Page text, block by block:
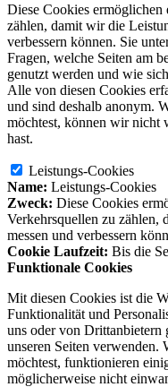
Diese Cookies ermöglichen
zählen, damit wir die
verbessern können. Sie
Fragen, welche Seiten am
genutzt werden und wie
Alle von diesen Cookies
und sind deshalb anonym.
möchtest, können wir nicht
hast.
Leistungs-Cookies
Name: Leistungs-Cookies
Zweck: Diese Cookies
Verkehrsquellen zu zählen,
messen und verbessern
Cookie Laufzeit: Bis die
Funktionale Cookies
Mit diesen Cookies ist die
Funktionalität und
uns oder von Drittanbietern
unseren Seiten verwenden.
möchtest, funktionieren
möglicherweise nicht